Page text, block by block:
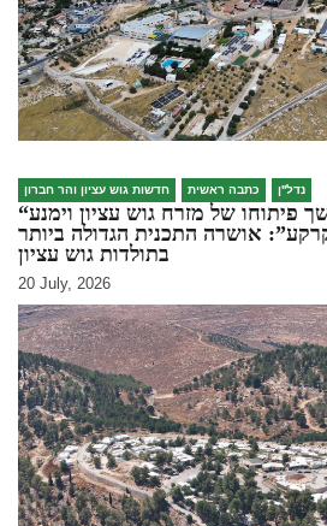
חדשות גוש עציון והר חברון כתבה ראשית נדל''ן
“מהלך שיבטיח את המשך פיתוחו של מזרח גוש עציון וימנע
אושרה התכנית הגדולה ביותר
בתולדות גוש עציון
20 July, 2026